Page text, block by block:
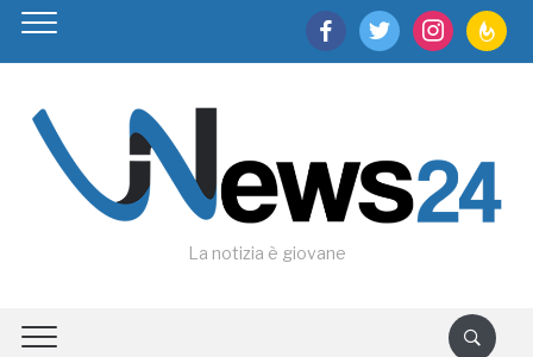
facebooktwitter instagram
La notizia è giovane